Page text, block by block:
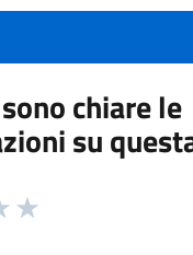
chiare le
su
la pagina